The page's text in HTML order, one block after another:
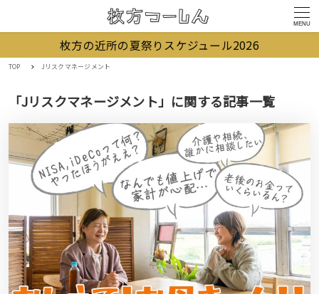
MENU
枚方の近所の夏祭りスケジュール2026
TOP Jリスクマネージメント
「Jリスクマネージメント」に関する記事一覧